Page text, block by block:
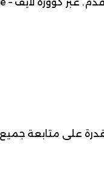
على متابعة